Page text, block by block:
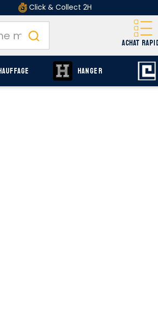
Click & Collect 2H
ACHAT
HANGER